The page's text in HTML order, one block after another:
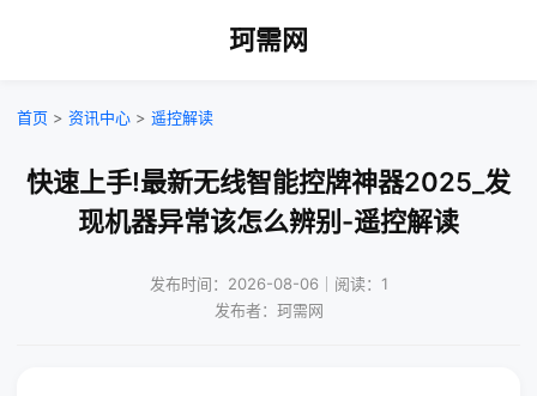
珂需网
首页 > 资讯中心 > 遥控解读
快速上手!最新无线智能控牌神器2025_发
现机器异常该怎么辨别-遥控解读
发布时间：2026-08-06｜阅读：1
发布者：珂需网